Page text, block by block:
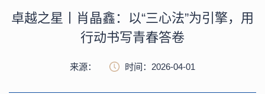
卓越之星丨肖晶鑫：以“三心法”为引擎，用
行动书写青春答卷
来源： 时间：2026-04-01